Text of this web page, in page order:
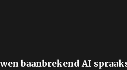
baanbrekend AI